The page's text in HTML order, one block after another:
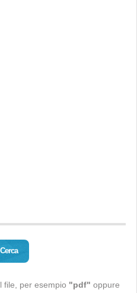
Cerca
file, per esempio "pdf" oppure